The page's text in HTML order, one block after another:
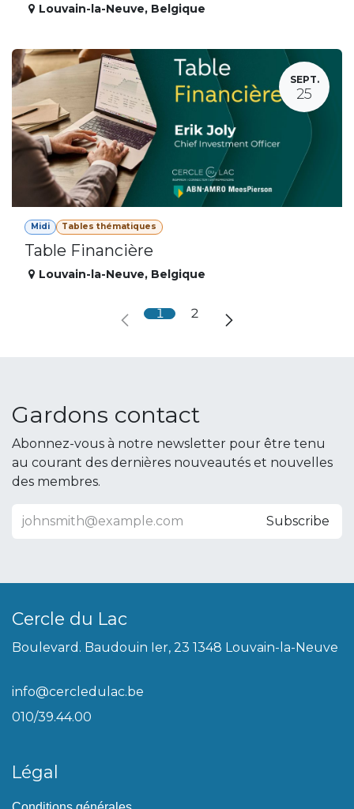
Louvain-la-Neuve, Belgique
SEPT.
25
Midi Tables thématiques
Table Financière
Louvain-la-Neuve, Belgique
1 2
Gardons contact
Abonnez-vous à notre newsletter pour être tenu
au courant des dernières nouveautés et nouvelles
des membres.
Subscribe
Cercle du Lac
Boulevard. Baudouin Ier, 23 1348 Louvain-la-Neuve
info@cercledulac.be
010/39.44.00
Légal